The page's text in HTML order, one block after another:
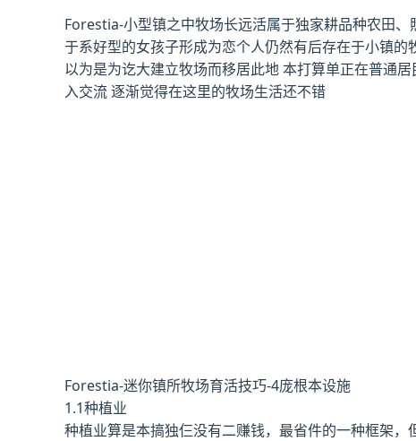
Forestia-小型镇之中牧场长远活属于独家耕品种农田
于系好型的女孩子形成为恋个人仍然有后存在于小镇
以为是为讫大建立牧场而移居此地 本打算单正在普通
入交流 逐渐觉得在这里的牧场生活还不错
Forestia-迷你镇所牧场育活技巧-4庞根本设施
1.1种植业
种植业算是本搞独仨没有二赚钱，最省件的一种框架